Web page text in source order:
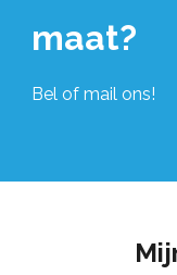
maat?
Bel of mail ons!